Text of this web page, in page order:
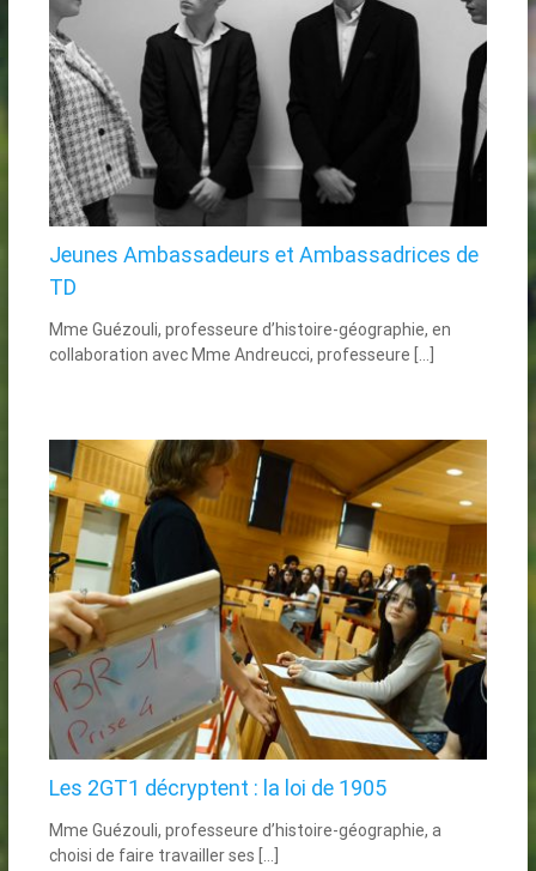
Jeunes Ambassadeurs et Ambassadrices de
TD
Mme Guézouli, professeure d’histoire-géographie, en
collaboration avec Mme Andreucci, professeure […]
Les 2GT1 décryptent : la loi de 1905
Mme Guézouli, professeure d’histoire-géographie, a
choisi de faire travailler ses […]